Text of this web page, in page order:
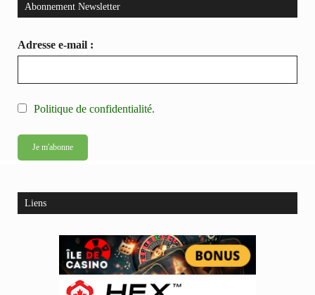
Abonnement Newsletter
Adresse e-mail :
Politique de confidentialité.
Liens